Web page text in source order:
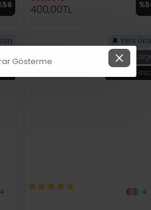
Gösterme
400,00TL
4
🔔 Yeni
🚚 Hızlı
🏷️ Özel
4